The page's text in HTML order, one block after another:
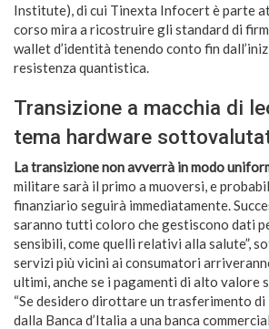
Institute), di cui Tinexta Infocert è parte
corso mira a ricostruire gli standard di
wallet d’identità tenendo conto fin
resistenza quantistica.
Transizione a macchia di
tema hardware
La transizione non avverrà in modo
militare sarà il primo a muoversi, e
finanziario seguirà immediatamente.
saranno tutti coloro che gestiscono dati
sensibili, come quelli relativi alla salute”,
servizi più vicini ai consumatori
ultimi, anche se i pagamenti di alto valore
“Se desidero dirottare un trasferimento
dalla Banca d’Italia a una banca